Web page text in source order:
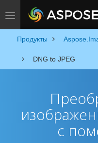
Toggle navigation
Продукты
DNG to JPEG
с